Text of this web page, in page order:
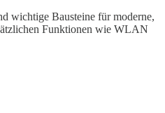
wichtige Bausteine für moderne,
Funktionen wie WLAN